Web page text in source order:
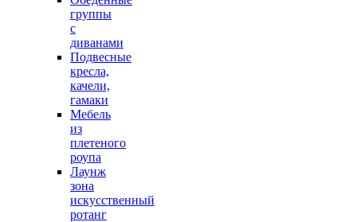
группы
с
диванами
Подвесные
кресла,
качели,
гамаки
Мебель
из
плетеного
роупа
Лаунж
зона
искусственный
ротанг